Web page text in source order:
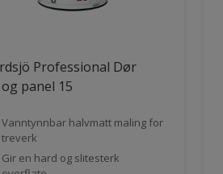
Professional Dør
panel 15
Vanntynnbar halvmatt maling for
treverk
Gir en hard og slitesterk